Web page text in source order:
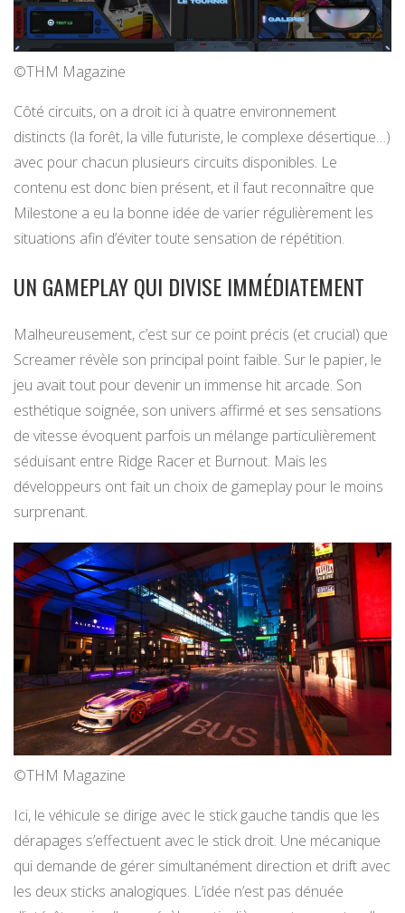
©THM Magazine
Côté circuits, on a droit ici à quatre environnement
distincts (la forêt, la ville futuriste, le complexe désertique…)
avec pour chacun plusieurs circuits disponibles. Le
contenu est donc bien présent, et il faut reconnaître que
Milestone a eu la bonne idée de varier régulièrement les
situations afin d’éviter toute sensation de répétition.
UN GAMEPLAY QUI DIVISE IMMÉDIATEMENT
Malheureusement, c’est sur ce point précis (et crucial) que
Screamer révèle son principal point faible. Sur le papier, le
jeu avait tout pour devenir un immense hit arcade. Son
esthétique soignée, son univers affirmé et ses sensations
de vitesse évoquent parfois un mélange particulièrement
séduisant entre Ridge Racer et Burnout. Mais les
développeurs ont fait un choix de gameplay pour le moins
surprenant.
©THM Magazine
Ici, le véhicule se dirige avec le stick gauche tandis que les
dérapages s’effectuent avec le stick droit. Une mécanique
qui demande de gérer simultanément direction et drift avec
les deux sticks analogiques. L’idée n’est pas dénuée